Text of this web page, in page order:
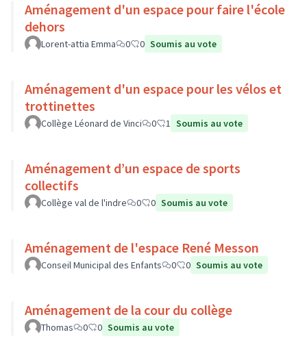
Aménagement d'un espace pour faire l'école
dehors
Lorent-attia Emma 0 0 Soumis au vote
Aménagement d'un espace pour les vélos et
trottinettes
Collège Léonard de Vinci 0 1 Soumis au vote
Aménagement d’un espace de sports
collectifs
Collège val de l'indre 0 0 Soumis au vote
Aménagement de l'espace René Messon
Conseil Municipal des Enfants 0 0 Soumis au vote
Aménagement de la cour du collège
Thomas 0 0 Soumis au vote